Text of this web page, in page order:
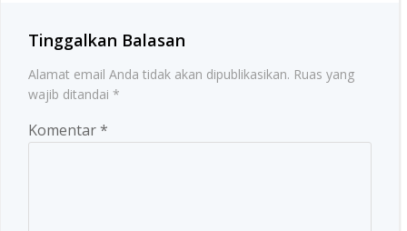
Tinggalkan Balasan
Alamat email Anda tidak akan dipublikasikan. Ruas yang
wajib ditandai *
Komentar*